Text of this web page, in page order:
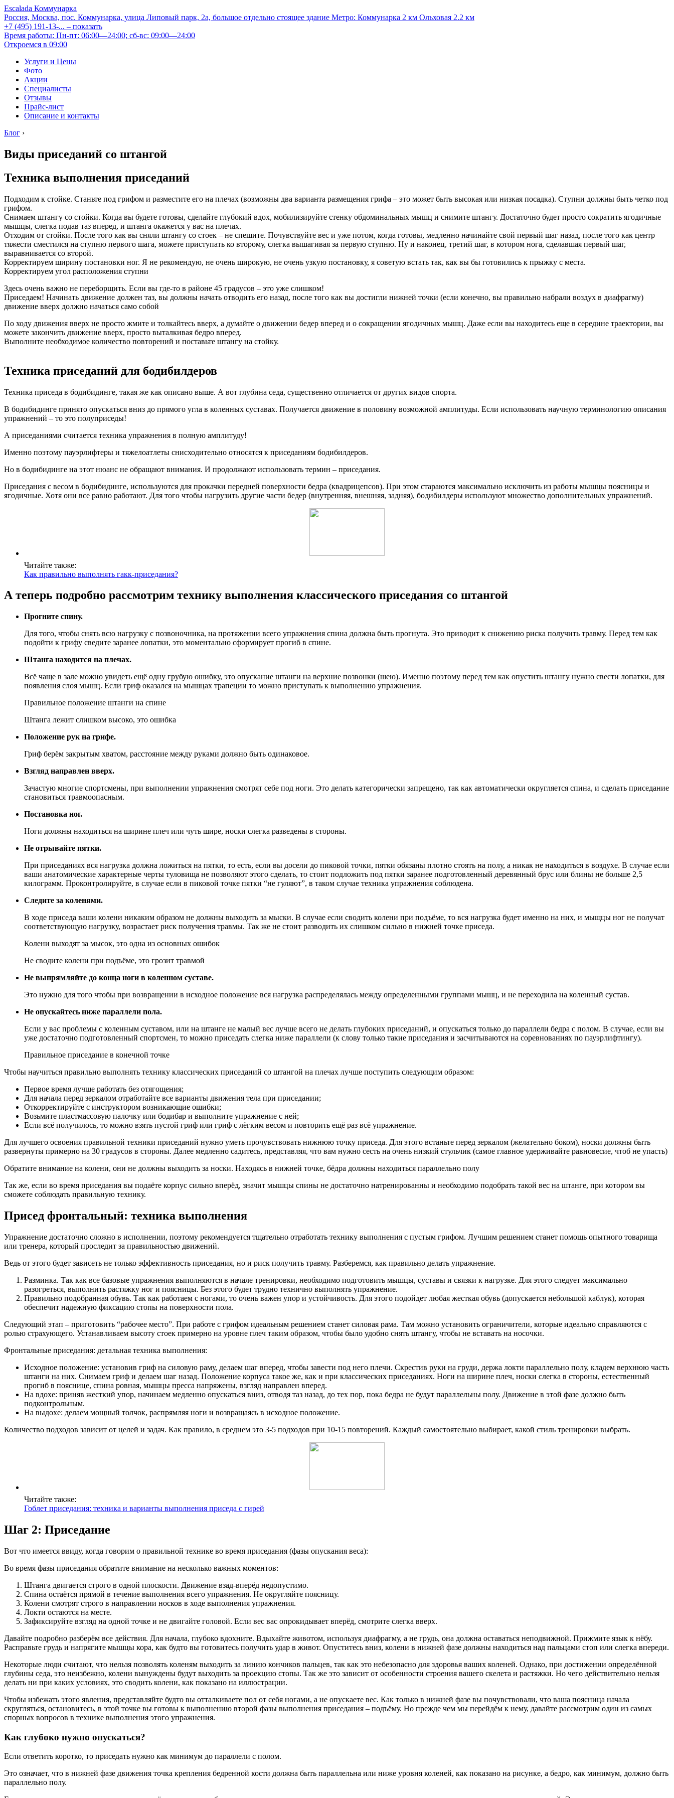
Escalada Коммунарка
Россия, Москва, пос. Коммунарка, улица Липовый парк, 2а, большое отдельно стоящее здание Метро: Коммунарка 2 км Ольховая 2.2 км
+7 (495) 191-13-... – показать
Время работы: Пн-пт: 06:00—24:00; сб-вс: 09:00—24:00
Откроемся в 09:00
Услуги и Цены
Фото
Акции
Специалисты
Отзывы
Прайс-лист
Описание и контакты
Блог ›
Виды приседаний со штангой
Техника выполнения приседаний
Подходим к стойке. Станьте под грифом и разместите его на плечах (возможны два варианта размещения грифа – это может быть высокая или низкая посадка). Ступни должны быть четко под
грифом.
Снимаем штангу со стойки. Когда вы будете готовы, сделайте глубокий вдох, мобилизируйте стенку обдоминальных мышц и снимите штангу. Достаточно будет просто сократить ягодичные
мышцы, слегка подав таз вперед, и штанга окажется у вас на плечах.
Отходим от стойки. После того как вы сняли штангу со стоек – не спешите. Почувствуйте вес и уже потом, когда готовы, медленно начинайте свой первый шаг назад, после того как центр
тяжести сместился на ступню первого шага, можете приступать ко второму, слегка вышагивая за первую ступню. Ну и наконец, третий шаг, в котором нога, сделавшая первый шаг,
выравнивается со второй.
Корректируем ширину постановки ног. Я не рекомендую, не очень широкую, не очень узкую постановку, я советую встать так, как вы бы готовились к прыжку с места.
Корректируем угол расположения ступни
Здесь очень важно не переборщить. Если вы где-то в районе 45 градусов – это уже слишком!
Приседаем! Начинать движение должен таз, вы должны начать отводить его назад, после того как вы достигли нижней точки (если конечно, вы правильно набрали воздух в диафрагму)
движение вверх должно начаться само собой
По ходу движения вверх не просто жмите и толкайтесь вверх, а думайте о движении бедер вперед и о сокращении ягодичных мышц. Даже если вы находитесь еще в середине траектории, вы
можете закончить движение вверх, просто выталкивая бедро вперед.
Выполните необходимое количество повторений и поставьте штангу на стойку.
Техника приседаний для бодибилдеров
Техника приседа в бодибидинге, такая же как описано выше. А вот глубина седа, существенно отличается от других видов спорта.
В бодибидинге принято опускаться вниз до прямого угла в коленных суставах. Получается движение в половину возможной амплитуды. Если использовать научную терминологию описания
упражнений – то это полуприседы!
А приседаниями считается техника упражнения в полную амплитуду!
Именно поэтому пауэрлифтеры и тяжелоатлеты снисходительно относятся к приседаниям бодибилдеров.
Но в бодибидинге на этот нюанс не обращают внимания. И продолжают использовать термин – приседания.
Приседания с весом в бодибидинге, используются для прокачки передней поверхности бедра (квадрицепсов). При этом стараются максимально исключить из работы мышцы поясницы и
ягодичные. Хотя они все равно работают. Для того чтобы нагрузить другие части бедер (внутренняя, внешняя, задняя), бодибилдеры используют множество дополнительных упражнений.
Читайте также:
Как правильно выполнять гакк-приседания?
А теперь подробно рассмотрим технику выполнения классического приседания со штангой
Прогните спину.
Для того, чтобы снять всю нагрузку с позвоночника, на протяжении всего упражнения спина должна быть прогнута. Это приводит к снижению риска получить травму. Перед тем как
подойти к грифу сведите заранее лопатки, это моментально сформирует прогиб в спине.
Штанга находится на плечах.
Всё чаще в зале можно увидеть ещё одну грубую ошибку, это опускание штанги на верхние позвонки (шею). Именно поэтому перед тем как опустить штангу нужно свести лопатки, для
появления слоя мышц. Если гриф оказался на мышцах трапеции то можно приступать к выполнению упражнения.
Правильное положение штанги на спине
Штанга лежит слишком высоко, это ошибка
Положение рук на грифе.
Гриф берём закрытым хватом, расстояние между руками должно быть одинаковое.
Взгляд направлен вверх.
Зачастую многие спортсмены, при выполнении упражнения смотрят себе под ноги. Это делать категорически запрещено, так как автоматически округляется спина, и сделать приседание
становиться травмоопасным.
Постановка ног.
Ноги должны находиться на ширине плеч или чуть шире, носки слегка разведены в стороны.
Не отрывайте пятки.
При приседаниях вся нагрузка должна ложиться на пятки, то есть, если вы досели до пиковой точки, пятки обязаны плотно стоять на полу, а никак не находиться в воздухе. В случае если
ваши анатомические характерные черты туловища не позволяют этого сделать, то стоит подложить под пятки заранее подготовленный деревянный брус или блины не больше 2,5
килограмм. Проконтролируйте, в случае если в пиковой точке пятки “не гуляют”, в таком случае техника упражнения соблюдена.
Следите за коленями.
В ходе приседа ваши колени никаким образом не должны выходить за мыски. В случае если сводить колени при подъёме, то вся нагрузка будет именно на них, и мыщцы ног не получат
соответствующую нагрузку, возрастает риск получения травмы. Так же не стоит разводить их слишком сильно в нижней точке приседа.
Колени выходят за мысок, это одна из основных ошибок
Не сводите колени при подъёме, это грозит травмой
Не выпрямляйте до конца ноги в коленном суставе.
Это нужно для того чтобы при возвращении в исходное положение вся нагрузка распределялась между определенными группами мышц, и не переходила на коленный сустав.
Не опускайтесь ниже параллели пола.
Если у вас проблемы с коленным суставом, или на штанге не малый вес лучше всего не делать глубоких приседаний, и опускаться только до параллели бедра с полом. В случае, если вы
уже достаточно подготовленный спортсмен, то можно приседать слегка ниже параллели (к слову только такие приседания и засчитываются на соревнованиях по пауэрлифтингу).
Правильное приседание в конечной точке
Чтобы научиться правильно выполнять технику классических приседаний со штангой на плечах лучше поступить следующим образом:
Первое время лучше работать без отягощения;
Для начала перед зеркалом отработайте все варианты движения тела при приседании;
Откорректируйте с инструктором возникающие ошибки;
Возьмите пластмассовую палочку или бодибар и выполните упражнение с ней;
Если всё получилось, то можно взять пустой гриф или гриф с лёгким весом и повторить ещё раз всё упражнение.
Для лучшего освоения правильной техники приседаний нужно уметь прочувствовать нижнюю точку приседа. Для этого встаньте перед зеркалом (желательно боком), носки должны быть
развернуты примерно на 30 градусов в стороны. Далее медленно садитесь, представляя, что вам нужно сесть на очень низкий стульчик (самое главное удерживайте равновесие, чтоб не упасть)
Обратите внимание на колени, они не должны выходить за носки. Находясь в нижней точке, бёдра должны находиться параллельно полу
Так же, если во время приседания вы подаёте корпус сильно вперёд, значит мышцы спины не достаточно натренированны и необходимо подобрать такой вес на штанге, при котором вы
сможете соблюдать правильную технику.
Присед фронтальный: техника выполнения
Упражнение достаточно сложно в исполнении, поэтому рекомендуется тщательно отработать технику выполнения с пустым грифом. Лучшим решением станет помощь опытного товарища
или тренера, который проследит за правильностью движений.
Ведь от этого будет зависеть не только эффективность приседания, но и риск получить травму. Разберемся, как правильно делать упражнение.
Разминка. Так как все базовые упражнения выполняются в начале тренировки, необходимо подготовить мышцы, суставы и связки к нагрузке. Для этого следует максимально
разогреться, выполнить растяжку ног и поясницы. Без этого будет трудно технично выполнять упражнение.
Правильно подобранная обувь. Так как работаем с ногами, то очень важен упор и устойчивость. Для этого подойдет любая жесткая обувь (допускается небольшой каблук), которая
обеспечит надежную фиксацию стопы на поверхности пола.
Следующий этап – приготовить “рабочее место”. При работе с грифом идеальным решением станет силовая рама. Там можно установить ограничители, которые идеально справляются с
ролью страхующего. Устанавливаем высоту стоек примерно на уровне плеч таким образом, чтобы было удобно снять штангу, чтобы не вставать на носочки.
Фронтальные приседания: детальная техника выполнения:
Исходное положение: установив гриф на силовую раму, делаем шаг вперед, чтобы завести под него плечи. Скрестив руки на груди, держа локти параллельно полу, кладем верхнюю часть
штанги на них. Снимаем гриф и делаем шаг назад. Положение корпуса такое же, как и при классических приседаниях. Ноги на ширине плеч, носки слегка в стороны, естественный
прогиб в пояснице, спина ровная, мышцы пресса напряжены, взгляд направлен вперед.
На вдохе: приняв жесткий упор, начинаем медленно опускаться вниз, отводя таз назад, до тех пор, пока бедра не будут параллельны полу. Движение в этой фазе должно быть
подконтрольным.
На выдохе: делаем мощный толчок, распрямляя ноги и возвращаясь в исходное положение.
Количество подходов зависит от целей и задач. Как правило, в среднем это 3-5 подходов при 10-15 повторений. Каждый самостоятельно выбирает, какой стиль тренировки выбрать.
Читайте также:
Гоблет приседания: техника и варианты выполнения приседа с гирей
Шаг 2: Приседание
Вот что имеется ввиду, когда говорим о правильной технике во время приседания (фазы опускания веса):
Во время фазы приседания обратите внимание на несколько важных моментов:
Штанга двигается строго в одной плоскости. Движение взад-вперёд недопустимо.
Спина остаётся прямой в течение выполнения всего упражнения. Не округляйте поясницу.
Колени смотрят строго в направлении носков в ходе выполнения упражнения.
Локти остаются на месте.
Зафиксируйте взгляд на одной точке и не двигайте головой. Если вес вас опрокидывает вперёд, смотрите слегка вверх.
Давайте подробно разберём все действия. Для начала, глубоко вдохните. Вдыхайте животом, используя диафрагму, а не грудь, она должна оставаться неподвижной. Прижмите язык к нёбу.
Расправьте грудь и напрягите мышцы кора, как будто вы готовитесь получить удар в живот. Опуститесь вниз, колени в нижней фазе должны находиться над пальцами стоп или слегка впереди.
Некоторые люди считают, что нельзя позволять коленям выходить за линию кончиков пальцев, так как это небезопасно для здоровья ваших коленей. Однако, при достижении определённой
глубины седа, это неизбежно, колени вынуждены будут выходить за проекцию стопы. Так же это зависит от особенности строения вашего скелета и растяжки. Но чего действительно нельзя
делать ни при каких условиях, это сводить колени, как показано на иллюстрации.
Чтобы избежать этого явления, представляйте будто вы отталкиваете пол от себя ногами, а не опускаете вес. Как только в нижней фазе вы почувствовали, что ваша поясница начала
скругляться, остановитесь, в этой точке вы готовы к выполнению второй фазы выполнения приседания – подъёму. Но прежде чем мы перейдём к нему, давайте рассмотрим один из самых
спорных вопросов в технике выполнения этого упражнения.
Как глубоко нужно опускаться?
Если ответить коротко, то приседать нужно как минимум до параллели с полом.
Это означает, что в нижней фазе движения точка крепления бедренной кости должна быть параллельна или ниже уровня коленей, как показано на рисунке, а бедро, как минимум, должно быть
параллельно полу.